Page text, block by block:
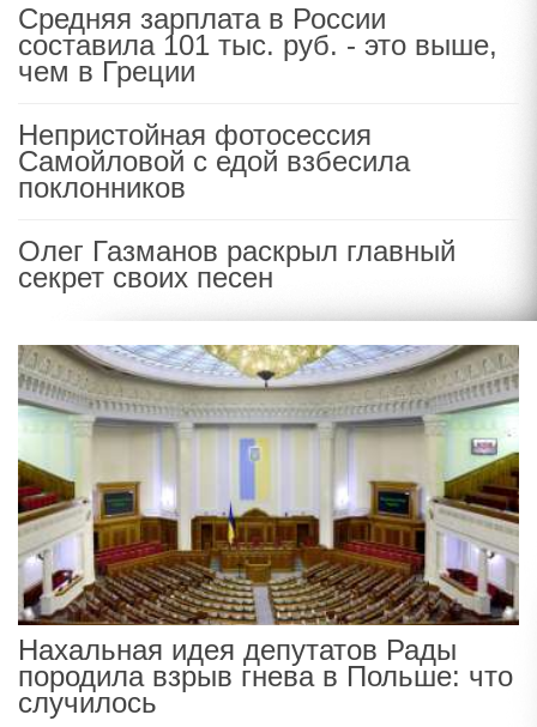
Средняя зарплата в России
составила 101 тыс. руб. - это выше,
чем в Греции
Непристойная фотосессия
Самойловой с едой взбесила
поклонников
Олег Газманов раскрыл главный
секрет своих песен
Нахальная идея депутатов Рады
породила взрыв гнева в Польше: что
случилось